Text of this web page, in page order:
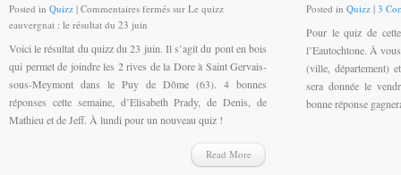
Posted in Quizz | Commentaires fermés sur Le quizz
eauvergnat : le résultat du 23 juin
Voici le résultat du quizz du 23 juin. Il s’agit du pont en bois
qui permet de joindre les 2 rives de la Dore à Saint Gervais-
sous-Meymont dans le Puy de Dôme (63). 4 bonnes
réponses cette semaine, d’Elisabeth Prady, de Denis, de
Mathieu et de Jeff. À lundi pour un nouveau quiz !
Read More
Posted in Quizz | 3
Pour le quiz de
l’Eautochtone. À
(ville, département)
sera donnée le
bonne réponse